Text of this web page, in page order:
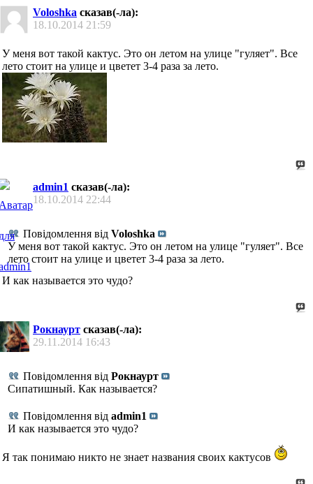
Voloshka сказав(-ла):
18.10.2014 21:59
У меня вот такой кактус. Это он летом на улице "гуляет". Все
лето стоит на улице и цветет 3-4 раза за лето.
admin1 сказав(-ла):
18.10.2014 22:44
Повідомлення від Voloshka
У меня вот такой кактус. Это он летом на улице "гуляет". Все
лето стоит на улице и цветет 3-4 раза за лето.
И как называется это чудо?
Рокнаурт сказав(-ла):
29.11.2014 16:43
Повідомлення від Рокнаурт
Сипатишный. Как называется?
Повідомлення від admin1
И как называется это чудо?
Я так понимаю никто не знает названия своих кактусов